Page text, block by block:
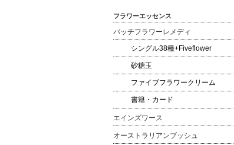
フラワーエッセンス
バッチフラワーレメディ
シングル38種+Fiveflower
砂糖玉
ファイブフラワークリーム
書籍・カード
エインズワース
オーストラリアンブッシュ